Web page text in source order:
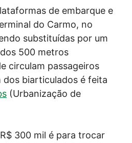
de embarque e
do Carmo, no
substituídas por um
500 metros
circulam passageiros
dos biarticulados é feita
(Urbanização de
300 mil é para trocar